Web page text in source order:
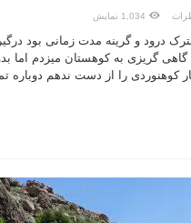
1,034 نمایش
درود و گرینه مدت زمانی بود
گریزی به کوهستان میزدم اما
کوهنوردی را از دست ندهم دوباره